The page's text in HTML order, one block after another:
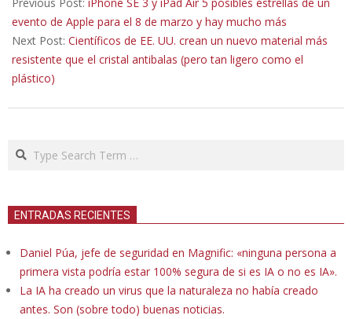
06
evento de Apple para el 8 de marzo y hay mucho más
Next Post: Científicos de EE. UU. crean un nuevo material más
resistente que el cristal antibalas (pero tan ligero como el
plástico)
Search
ENTRADAS RECIENTES
Daniel Púa, jefe de seguridad en Magnific: «ninguna persona a
primera vista podría estar 100% segura de si es IA o no es IA».
La IA ha creado un virus que la naturaleza no había creado
antes. Son (sobre todo) buenas noticias.